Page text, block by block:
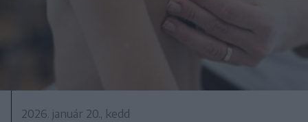
2026. január 20., kedd